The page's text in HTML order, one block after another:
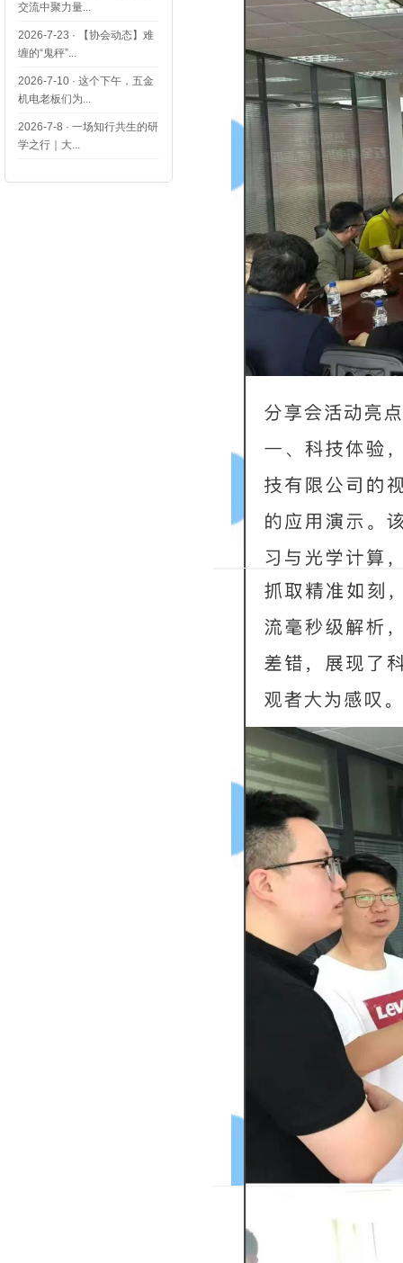
交流中聚力量...
2026-7-23 ·
【协会动态】难
缠的“鬼秤”...
2026-7-10 · 这个下午，五金
机电老板们为...
2026-7-8 · 一场知行共生的研
学之行｜大...